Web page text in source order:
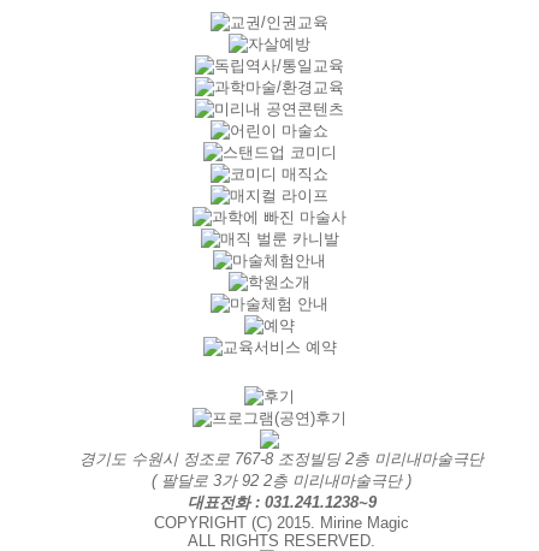
경기도 수원시 정조로 767-8 조정빌딩 2층 미리내마술극단
( 팔달로 3가 92 2층 미리내마술극단 )
대표전화 : 031.241.1238~9
COPYRIGHT (C) 2015. Mirine Magic
ALL RIGHTS RESERVED.